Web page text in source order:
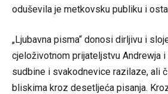
oduševila je metkovsku publiku i
„Ljubavna pisma“ donosi dirljivu i
cjeloživotnom prijateljstvu Andrewja
sudbine i svakodnevice razilaze, ali
bliskima kroz desetljeća pisanja.